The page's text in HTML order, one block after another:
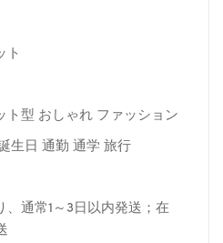
ト
ト型 おしゃれ ファッション
生日 通勤 通学 旅行
、通常1～3日以内発送；在